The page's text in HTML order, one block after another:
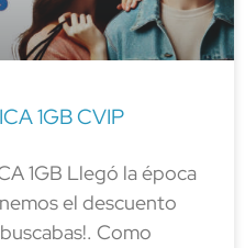
1GB CVIP
1GB Llegó la época
el descuento
Como